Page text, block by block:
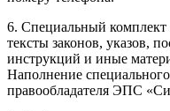
6. Специальный
тексты законов, указов,
инструкций и иные
Наполнение
правообладателя ЭПС